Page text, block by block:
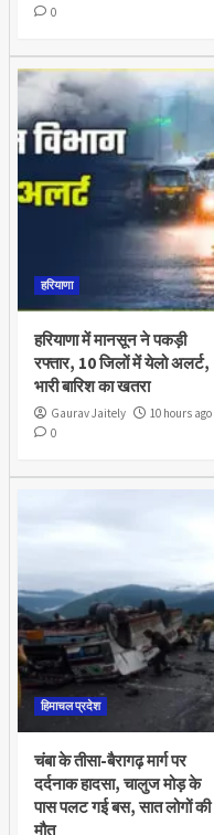
0
हरियाणा
हरियाणा में मानसून ने पकड़ी
रफ्तार, 10 जिलों में येलो अलर्ट,
भारी बारिश का खतरा
Gaurav Jaitely
10 hours ago
0
हिमाचल प्रदेश
चंबा के तीसा-बैरागढ़ मार्ग पर
दर्दनाक हादसा, चालुज मोड़ के
पास पलट गई बस, सात लोगों की
मौत